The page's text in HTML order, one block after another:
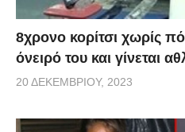
8χρονο κορίτσι χωρίς
όνειρό του και γίνεται
20 ΔΕΚΕΜΒΡΊΟΥ, 2023